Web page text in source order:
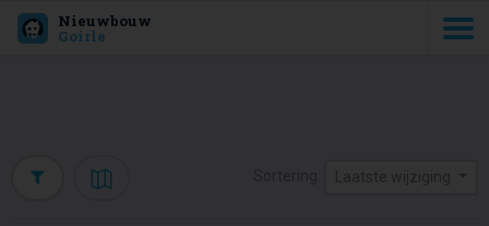
Nieuwbouw
Goirle
Laatste wijziging